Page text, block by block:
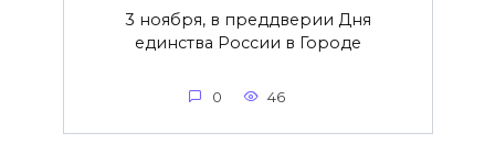
3 ноября, в преддверии Дня
единства России в Городе
0 46